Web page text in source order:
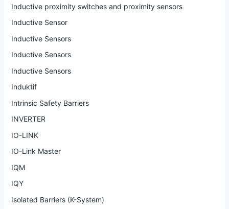
Inductive proximity switches and proximity sensors
Inductive Sensor
Inductive Sensors
Inductive Sensors
Inductive Sensors
Induktif
Intrinsic Safety Barriers
INVERTER
IO-LINK
IO-Link Master
IQM
IQY
Isolated Barriers (K-System)